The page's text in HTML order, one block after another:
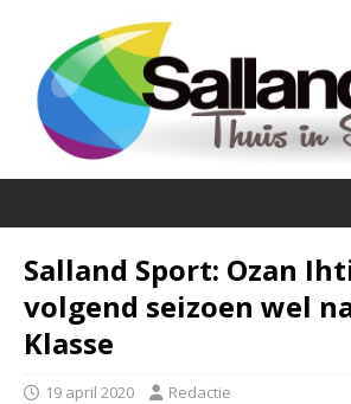
Salland Sport: Ozan
volgend seizoen wel
Klasse
19 april 2020 Redactie